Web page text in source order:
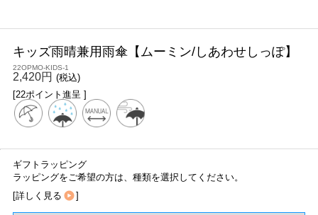
キッズ雨晴兼用雨傘【ムーミン/しあわせしっぽ】
22OPMO-KIDS-1
2,420円 (税込)
[22ポイント進呈 ]
ギフトラッピング
ラッピングをご希望の方は、種類を選択してください。
[詳しく見る ]